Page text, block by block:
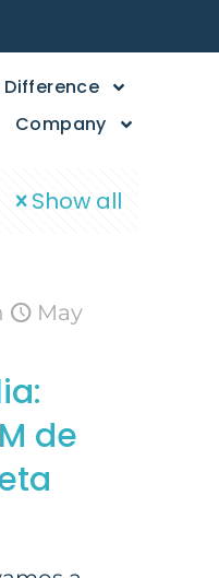
Difference
Company
Show all
May
de